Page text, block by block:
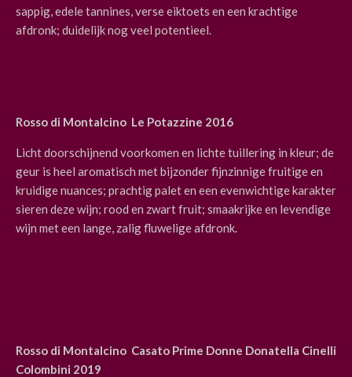
sappig, edele tannines, verse eiktoets en een krachtige
afdronk; duidelijk nog veel potentieel.
Rosso di Montalcino Le Potazzine 2016
Licht doorschijnend voorkomen en lichte tuillering in kleur; de
geur is heel aromatisch met bijzonder fijnzinnige fruitige en
kruidige nuances; prachtig palet en een evenwichtige karakter
sieren deze wijn; rood en zwart fruit; smaakrijke en levendige
wijn met een lange, zalig fluwelige afdronk.
Rosso di Montalcino Casato Prime Donne Donatella Cinelli
Colombini 2019